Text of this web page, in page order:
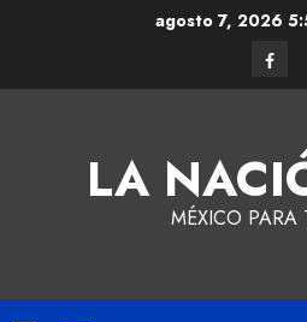
agosto 7, 2026
LA
MÉXICO PARA